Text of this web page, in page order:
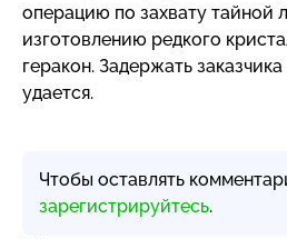
операцию по захвату тайной
изготовлению редкого
геракон. Задержать
удается.
Чтобы оставлять
зарегистрируйтесь.